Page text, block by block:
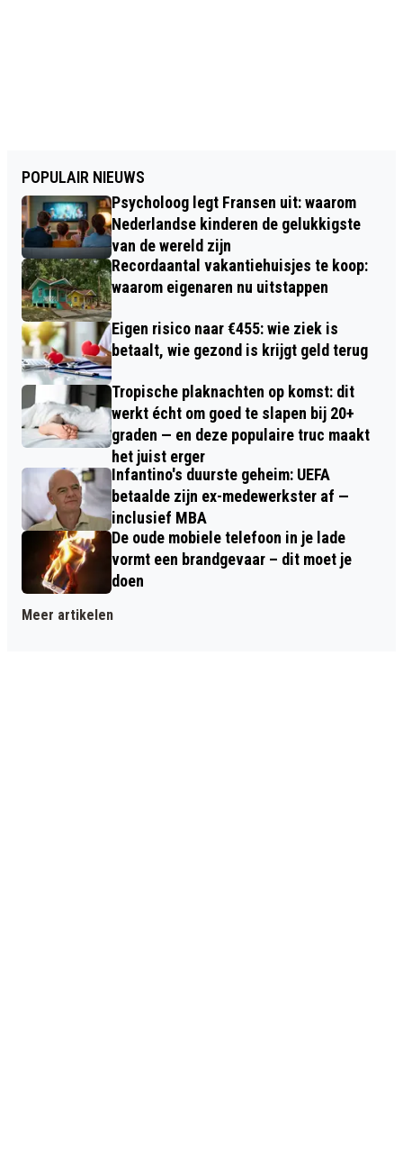
POPULAIR NIEUWS
Psycholoog legt Fransen uit: waarom
Nederlandse kinderen de gelukkigste
van de wereld zijn
Recordaantal vakantiehuisjes te koop:
waarom eigenaren nu uitstappen
Eigen risico naar €455: wie ziek is
betaalt, wie gezond is krijgt geld terug
Tropische plaknachten op komst: dit
werkt écht om goed te slapen bij 20+
graden — en deze populaire truc maakt
het juist erger
Infantino's duurste geheim: UEFA
betaalde zijn ex-medewerkster af —
inclusief MBA
De oude mobiele telefoon in je lade
vormt een brandgevaar – dit moet je
doen
Meer artikelen